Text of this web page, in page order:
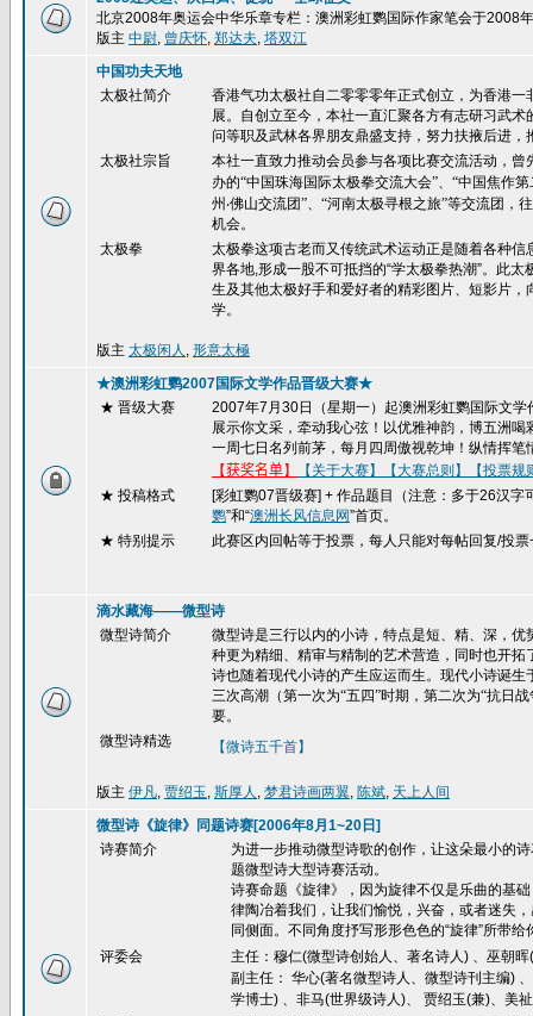
北京2008年奥运会中华乐章专栏：澳洲彩虹鹦国际作家笔会于2008
版主 中尉, 曾庆怀, 郑达夫, 塔双江
中国功夫天地
太极社简介
香港气功太极社自二零零零年正式创立，为香港
展。自创立至今，本社一直汇聚各方有志研习武
问等职及武林各界朋友鼎盛支持，努力扶掖后进，
太极社宗旨
本社一直致力推动会员参与各项比赛交流活动，
办的“中国珠海国际太极拳交流大会”、“中国焦作
州 ‧佛山交流团”、“河南太极寻根之旅”等交流团，
机会。
太极拳
太极拳这项古老而又传统武术运动正是随着各种
界各地,形成一股不可抵挡的“学太极拳热潮”。此
生及其他太极好手和爱好者的精彩图片、短影片
学。
版主 太极闲人 , 形意太極
★澳洲彩虹鹦2007国际文学作品晋级大赛★
★ 晋级大赛
2007年7 月 30日（星期一）起澳洲彩虹鹦国际文
展示你文采，牵动我心弦！以优雅神韵，博五洲喝
一周七日名列前茅，每月四周傲视乾坤！纵情挥笔
【获奖名单】 【关于大赛】 【大赛总则】
【投票规
★ 投稿格式
[彩虹鹦07晋级赛] + 作品题目（注意：多于26汉字
鹦”和“澳洲长风信息网”首页。
★ 特别提示
此赛区内回帖等于投票，每人只能对每帖回复/投票
滴水藏海——微型诗
微型诗简介
微型诗是三行以内的小诗，特点是短、精、深，
种更为精细、精审与精制的艺术营造，同时也开
诗也随着现代小诗的产生应运而生。现代小诗诞
三次高潮（第一次为“五四”时期，第二次为“抗日
要。
微型诗精选
【微诗五千首】
版主 伊凡, 贾绍玉, 斯厚人 , 梦君诗画两翼, 陈斌, 天上人间
微型诗《旋律》同题诗赛[2006年8月1~20日]
诗赛简介
为进一步推动微型诗歌的创作，让这朵最小的
题微型诗大型诗赛活动。
诗赛命题《旋律》，因为旋律不仅是乐曲的基
律陶冶着我们，让我们愉悦，兴奋，或者迷失
同侧面。不同角度抒写形形色色的“旋律”所带给
评委会
主任：穆仁(微型诗创始人、著名诗人) 、巫朝
副主任： 华心(著名微型诗人、微型诗刊主编)
学博士) 、非马(世界级诗人)、 贾绍玉(兼)、美